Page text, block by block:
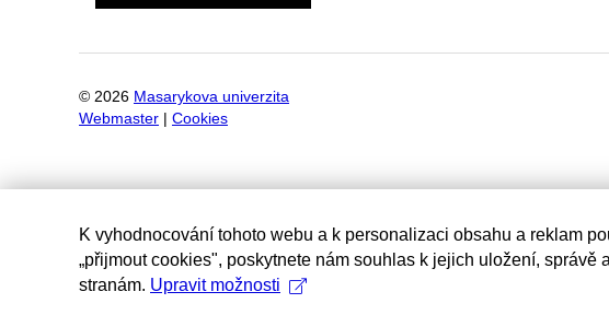
© 2026 Masarykova univerzita
Webmaster
Cookies
K vyhodnocování tohoto webu a k personalizaci obsahu a reklam
„přijmout cookies", poskytnete nám souhlas k jejich uložení, správě
stranám. Upravit možnosti